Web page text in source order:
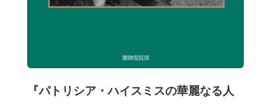
『パトリシア・ハイスミスの華麗なる人